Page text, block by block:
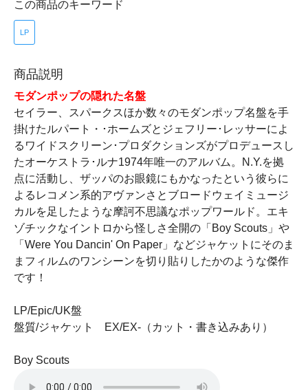
この商品のキーワード
LP
商品説明
モダンポップの隠れた名盤
セイラー、スパークスほか数々のモダンポップ名盤を手
掛けたルパート・･ホームズとジェフリー･レッサーによ
るワイドスクリーン･プロダクションズがプロデュースし
たオーケストラ･ルナ1974年唯一のアルバム。N.Y.を拠
点に活動し、ザッパのお眼鏡にもかなったという彼らに
よるレコメン系的アヴァンさとブロードウェイミュージ
カルを足したような摩訶不思議なポップワールド。エキ
ゾチックなイントロから怪しさ全開の「Boy Scouts」や
「Were You Dancin' On Paper」などジャケットにそのま
まフィルムのワンシーンを切り貼りしたかのような傑作
です！
LP/Epic/UK盤
盤質/ジャケット EX/EX-（カット・書き込みあり）
Boy Scouts